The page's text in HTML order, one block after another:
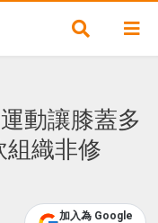
動讓膝蓋多
組織非修
加入為 Google